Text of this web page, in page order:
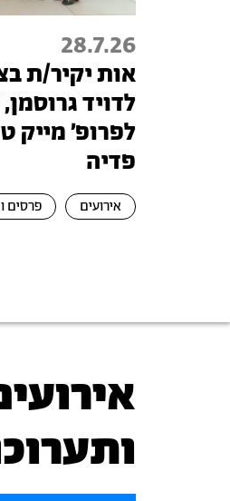
28.7.26
אות יקיר/ת
לדויד
לפרופ׳ מייק
פדיה
אירועים פרסים